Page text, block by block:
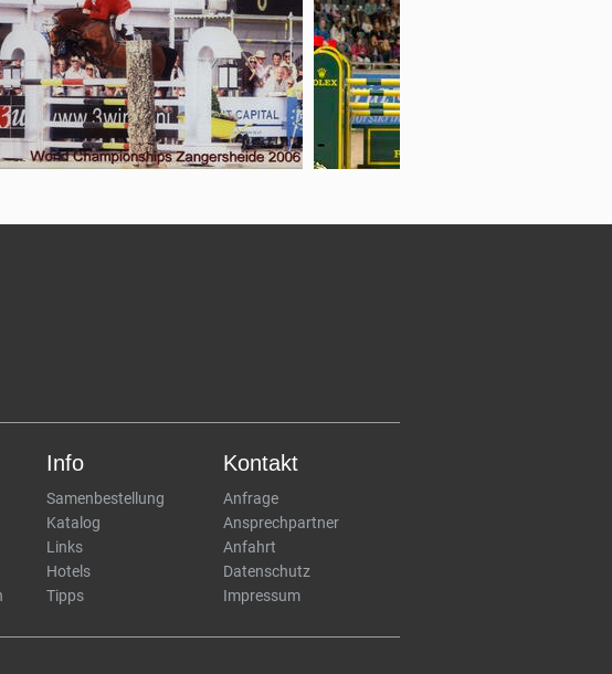
Info
Samenbestellung
Katalog
Links
Hotels
Tipps
Kontakt
Anfrage
Ansprechpartner
Anfahrt
Datenschutz
Impressum